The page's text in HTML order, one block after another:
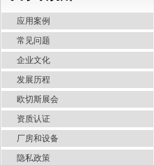
应用案例
常见问题
企业文化
发展历程
欧切斯展会
资质认证
厂房和设备
隐私政策